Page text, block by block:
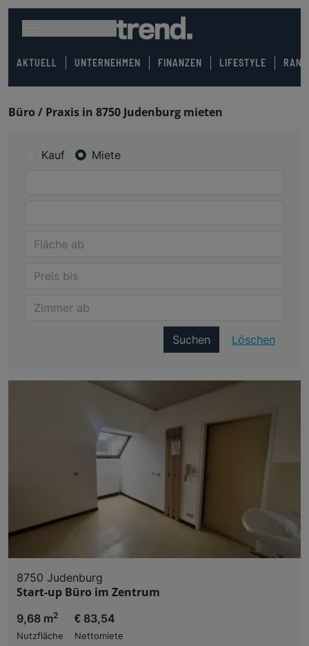
AKTUELL UNTERNEHMEN FINANZEN LIFESTYLE
Büro / Praxis in 8750 Judenburg mieten
Kauf Miete
Suchen Löschen
8750 Judenburg
Start-up Büro im Zentrum
9,68 m2
Nutzfläche
€ 83,54
Nettomiete